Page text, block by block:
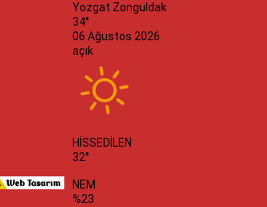
Yozgat Zonguldak
34°
06 Ağustos 2026
açık
HİSSEDİLEN
32°
NEM
%23